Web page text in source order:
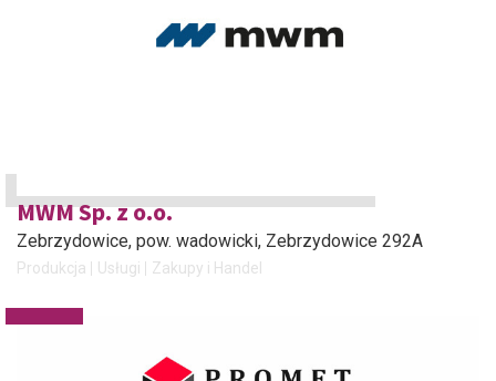
MWM Sp. z o.o.
Zebrzydowice, pow. wadowicki, Zebrzydowice 292A
Produkcja Usługi Zakupy i Handel